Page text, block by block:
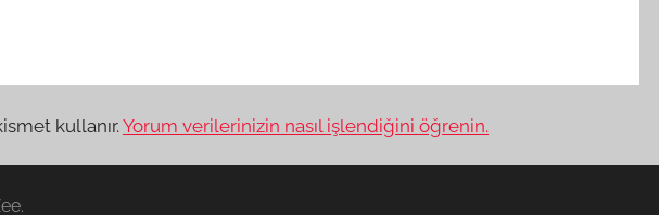
kullanır. Yorum verilerinizin nasıl işlendiğini öğrenin.